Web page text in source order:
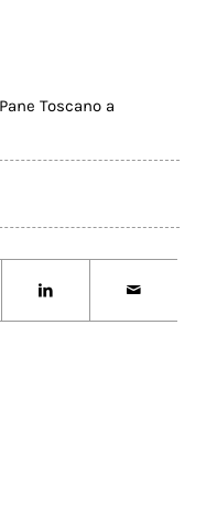
Toscano a